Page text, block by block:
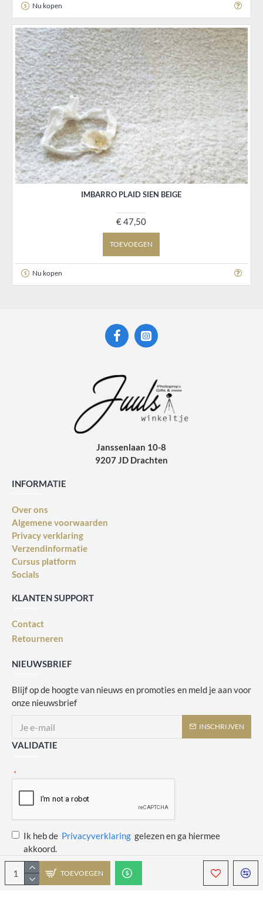
TOEVOEGEN
Nu kopen
IMBARRO PLAID SIEN BEIGE
€ 47,50
TOEVOEGEN
Nu kopen
Janssenlaan 10-8
9207 JD Drachten
INFORMATIE
Over ons
Algemene voorwaarden
Privacy verklaring
Verzendinformatie
Cursus platform
Socials
KLANTEN SUPPORT
Contact
Retourneren
NIEUWSBRIEF
Blijf op de hoogte van nieuws en promoties en meld je aan voor
onze nieuwsbrief
INSCHRIJVEN
VALIDATIE
Ik heb de Privacyverklaring gelezen en ga hiermee
akkoord.